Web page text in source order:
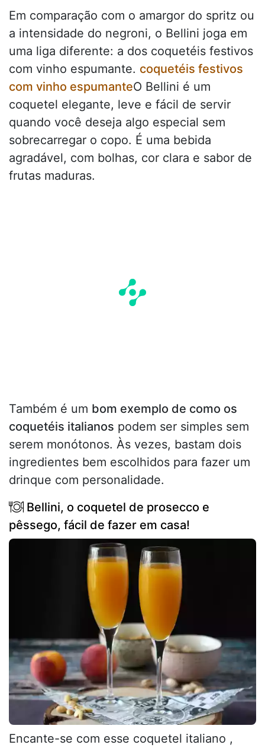
Em comparação com o amargor do spritz ou
a intensidade do negroni, o Bellini joga em
uma liga diferente: a dos coquetéis festivos
com vinho espumante. coquetéis festivos
com vinho espumanteO Bellini é um
coquetel elegante, leve e fácil de servir
quando você deseja algo especial sem
sobrecarregar o copo. É uma bebida
agradável, com bolhas, cor clara e sabor de
frutas maduras.
Também é um bom exemplo de como os
coquetéis italianos podem ser simples sem
serem monótonos. Às vezes, bastam dois
ingredientes bem escolhidos para fazer um
drinque com personalidade.
Bellini, o coquetel de prosecco e
pêssego, fácil de fazer em casa!
Encante-se com esse coquetel italiano ,